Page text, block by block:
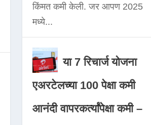
किंमत कमी केली. जर आपण 2025
मध्ये...
या 7 रिचार्ज योजना
एअरटेलच्या 100 पेक्षा कमी
आनंदी वापरकर्त्यांपेक्षा कमी –